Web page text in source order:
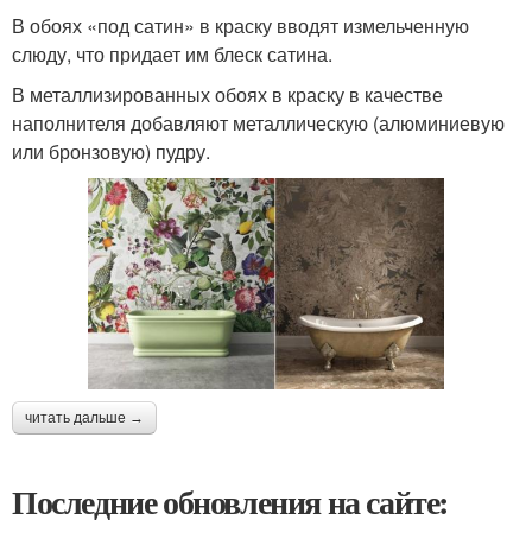
В обоях «под сатин» в краску вводят измельченную
слюду, что придает им блеск сатина.
В металлизированных обоях в краску в качестве
наполнителя добавляют металлическую (алюминиевую
или бронзовую) пудру.
читать дальше →
Последние обновления на сайте: